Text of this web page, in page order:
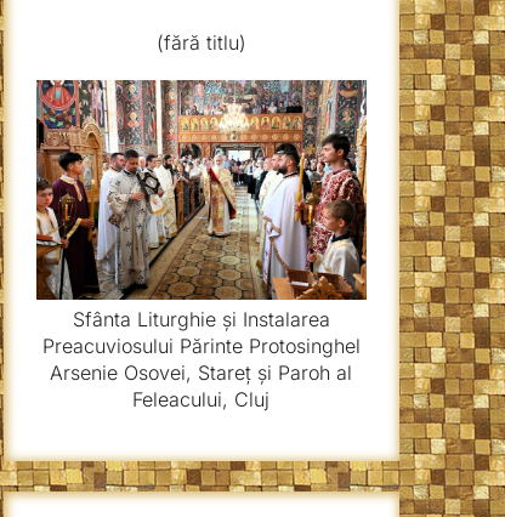
(fără titlu)
Sfânta Liturghie și Instalarea
Preacuviosului Părinte Protosinghel
Arsenie Osovei, Stareț și Paroh al
Feleacului, Cluj